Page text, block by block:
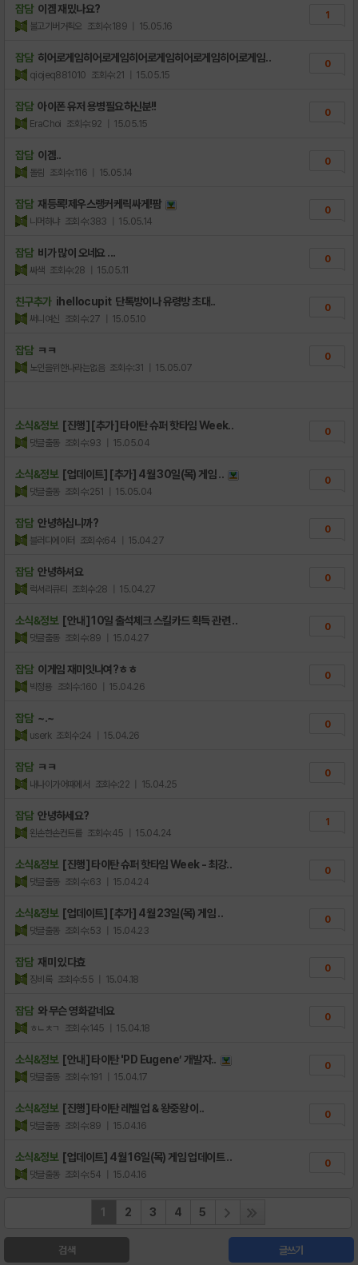
잡담 이겜 재밌나요?
불고기버거쵝오 조회수:189 | 15.05.16
1
잡담 히어로게임히어로게임히어로게임히어로게임히어로게임..
qiojeq881010 조회수:21 | 15.05.15
0
잡담 아이폰 유저 용병필요하신분!!
EraChoi 조회수:92 | 15.05.15
0
잡담 이겜..
돌림 조회수:116 | 15.05.14
0
잡담 재등록!제우스랭커케릭싸게!팜
니머하냐 조회수:383 | 15.05.14
0
잡담 비가 많이 오네요 ...
싸색 조회수:28 | 15.05.11
0
친구추가 ihellocupit 단톡방이나 유령방 초대..
써니여신 조회수:27 | 15.05.10
0
잡담 ㅋㅋ
노인을위한나라는없음 조회수:31 | 15.05.07
0
소식&정보 [진행] [추가] 타이탄 슈퍼 핫타임 Week..
댓글출동 조회수:93 | 15.05.04
0
소식&정보 [업데이트] [추가] 4월 30일(목) 게임 ..
댓글출동 조회수:251 | 15.05.04
0
잡담 안녕하십니까?
블러디에이터 조회수:64 | 15.04.27
0
잡담 안녕하셔요
럭셔리큐티 조회수:28 | 15.04.27
0
소식&정보 [안내] 10일 출석체크 스킬카드 획득 관련 ..
댓글출동 조회수:89 | 15.04.27
0
잡담 이게임 재미잇나여?ㅎㅎ
박정용 조회수:160 | 15.04.26
0
잡담 ~.~
userk 조회수:24 | 15.04.26
0
잡담 ㅋㅋ
내나이가어때에서 조회수:22 | 15.04.25
0
잡담 안녕하세요?
왼손한손컨트롤 조회수:45 | 15.04.24
1
소식&정보 [진행] 타이탄 슈퍼 핫타임 Week - 최강..
댓글출동 조회수:63 | 15.04.24
0
소식&정보 [업데이트] [추가] 4월 23일(목) 게임 ..
댓글출동 조회수:53 | 15.04.23
0
잡담 재미 있다효
징비록 조회수:55 | 15.04.18
0
잡담 와 무슨 영화같네요
ㅎㄴㅊㄱ 조회수:145 | 15.04.18
0
소식&정보 [안내] 타이탄 'PD Eugene’ 개발자..
댓글출동 조회수:191 | 15.04.17
0
소식&정보 [진행] 타이탄 레벨 업 & 왕중왕 이..
댓글출동 조회수:89 | 15.04.16
0
소식&정보 [업데이트] 4월 16일(목) 게임 업데이트 ..
댓글출동 조회수:54 | 15.04.16
0
1 2 3 4 5
검색 글쓰기